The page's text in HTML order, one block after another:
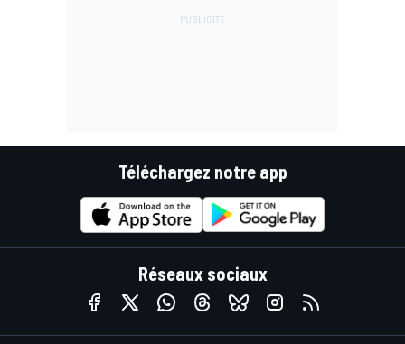
Téléchargez notre app
Réseaux sociaux